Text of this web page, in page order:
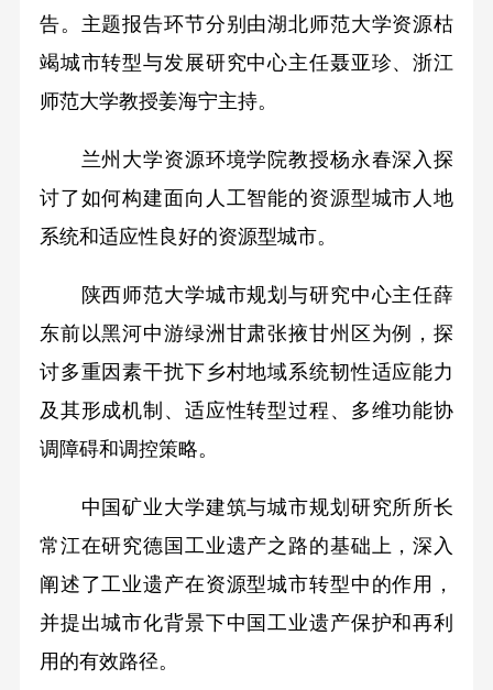
告。主题报告环节分别由湖北师范大学资源枯
竭城市转型与发展研究中心主任聂亚珍、浙江
师范大学教授姜海宁主持。
兰州大学资源环境学院教授杨永春深入探
讨了如何构建面向人工智能的资源型城市人地
系统和适应性良好的资源型城市。
陕西师范大学城市规划与研究中心主任薛
东前以黑河中游绿洲甘肃张掖甘州区为例，探
讨多重因素干扰下乡村地域系统韧性适应能力
及其形成机制、适应性转型过程、多维功能协
调障碍和调控策略。
中国矿业大学建筑与城市规划研究所所长
常江在研究德国工业遗产之路的基础上，深入
阐述了工业遗产在资源型城市转型中的作用，
并提出城市化背景下中国工业遗产保护和再利
用的有效路径。